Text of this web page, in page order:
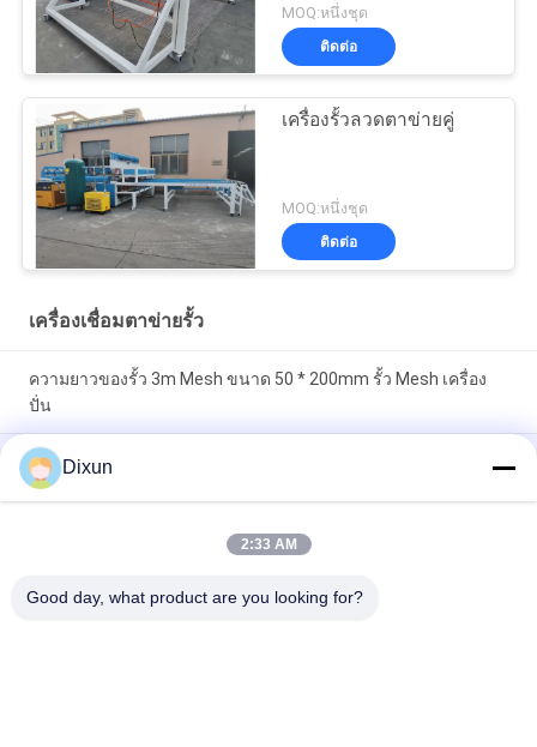
MOQ:หนึ่งชุด
ติดต่อ
เครื่องรั้วลวดตาข่ายคู่
MOQ:หนึ่งชุด
ติดต่อ
เครื่องเชื่อมตาข่ายรั้ว
ความยาวของรั้ว 3m Mesh ขนาด 50 * 200mm รั้ว Mesh เครื่อง
ปั่น
ขนาด Mesh 50 * 50 มิลลิเมตร สายเหล็กกระปุก 3 มิลลิเมตร รั้ว
Mesh เครื่องปั่น
ออนไลน์ความสามารถบิด 60 ชิ้น / ชั่วโมง ขนาด Mesh 50 *
Dixun
2:33 AM
Good day, what product are you looking for?